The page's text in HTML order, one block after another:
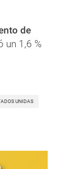
de
un 1,6 %
UNIDAS